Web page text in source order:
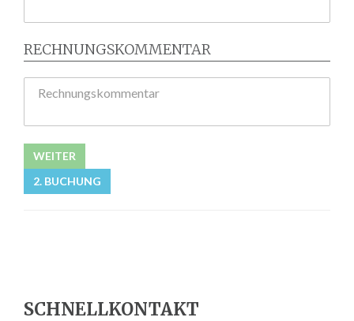
RECHNUNGSKOMMENTAR
Rechnungskommentar
WEITER
2. BUCHUNG
SCHNELLKONTAKT